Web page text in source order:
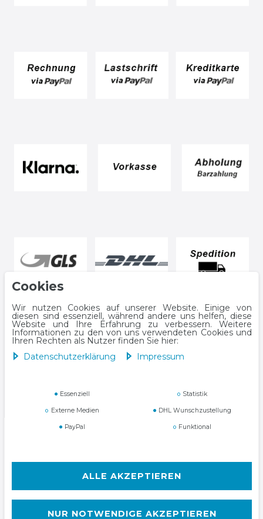
Cookies
Wir nutzen Cookies auf unserer Website. Einige von
diesen sind essenziell, während andere uns helfen, diese
Website und Ihre Erfahrung zu verbessern. Weitere
Informationen zu den von uns verwendeten Cookies und
Ihren Rechten als Nutzer finden Sie hier:
Daten­schutz­erklärung
Impressum
Essenziell Statistik
Externe Medien DHL Wunschzustellung
PayPal Funktional
ALLE AKZEPTIEREN
NUR NOTWENDIGE AKZEPTIEREN